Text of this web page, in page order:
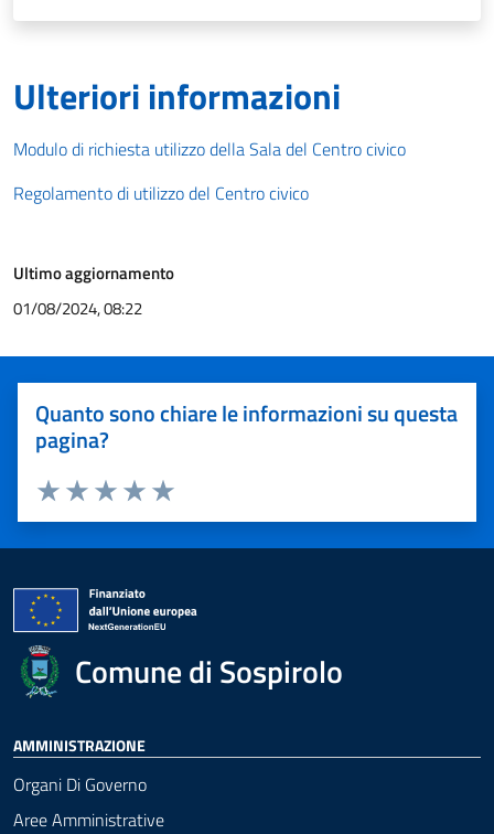
Ulteriori informazioni
Modulo di richiesta utilizzo della Sala del Centro civico
Regolamento di utilizzo del Centro civico
Ultimo aggiornamento
01/08/2024, 08:22
Quanto sono chiare le informazioni su questa
pagina?
Valuta 5 stelle su 5
Valuta 4 stelle su 5
Valuta 3 stelle su 5
Valuta 2 stelle su 5
Valuta 1 stelle su 5
Comune di Sospirolo
AMMINISTRAZIONE
Organi Di Governo
Aree Amministrative